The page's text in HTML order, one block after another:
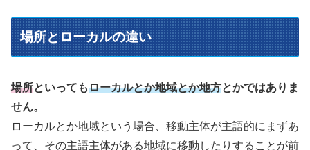
場所とローカルの違い
場所といってもローカルとか地域とか地方とかではありま
せん。
ローカルとか地域という場合、移動主体が主語的にまずあ
って、その主語主体がある地域に移動したりすることが前